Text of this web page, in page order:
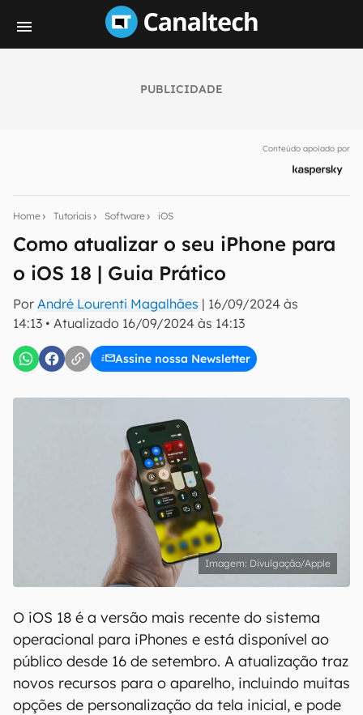
PUBLICIDADE
Conteúdo apoiado por
Home Tutoriais Software iOS
Como atualizar o seu iPhone para
o iOS 18 | Guia Prático
Por André Lourenti Magalhães | 16/09/2024 às
14:13 • Atualizado 16/09/2024 às 14:13
Assine nossa Newsletter
notícias e reviews sobre tecnologia em primeira
inscreva-se
Confirmo que li, aceito e concordo com os
Divulgação/Apple
O iOS 18 é a versão mais recente do sistema
operacional para iPhones e está disponível ao
público desde 16 de setembro. A atualização traz
novos recursos para o aparelho, incluindo muitas
opções de personalização da tela inicial, e pode